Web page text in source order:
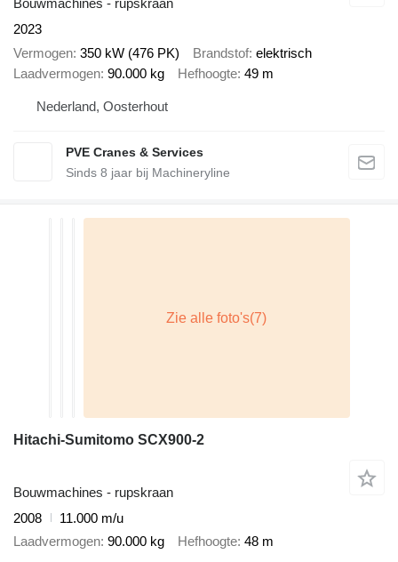
Bouwmachines - rupskraan
2023
Vermogen 350 kW (476 PK) Brandstof elektrisch
Laadvermogen 90.000 kg Hefhoogte 49 m
Nederland, Oosterhout
PVE Cranes & Services
Sinds 8 jaar bij Machineryline
Hitachi-Sumitomo SCX900-2
Bouwmachines - rupskraan
2008
11.000 m/u
Laadvermogen 90.000 kg Hefhoogte 48 m